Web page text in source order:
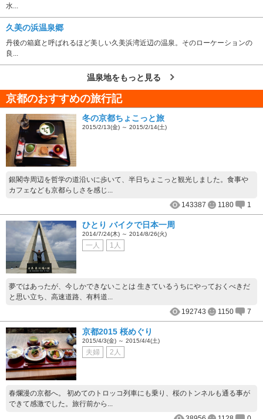
水...
久美の浜温泉郷
丹後の箱庭と呼ばれるほど美しい久美浜湾近辺の温泉。そのローケーションの
良...
温泉地をもっと見る
京都のおすすめの旅行記
冬の京都ちょこっと旅
2015/2/13(金) ～ 2015/2/14(土)
銀閣寺周辺を哲学の道沿いに歩いて、半日ちょこっと観光しました。食事や
カフェなども京都らしさを感じ...
143387
1180 1
ひとり バイクで日本一周
2014/7/24(木) ～ 2014/8/26(火)
一人 1人
夢ではあったが、今しかできないことは 生きているうちにやっておくべきだ
と思い立ち、高速道路、有料道...
192743
1150 7
京都2015 桜めぐり
2015/4/3(金) ～ 2015/4/4(土)
夫婦 2人
春爛漫の京都へ。 初めてのトロッコ列車にも乗り、桜のトンネルも通る事が
できて感激でした。旅行前から...